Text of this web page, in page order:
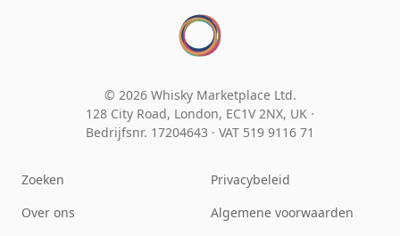
© 2026 Whisky Marketplace Ltd.
128 City Road, London, EC1V 2NX, UK ·
Bedrijfsnr. 17204643 · VAT 519 9116 71
Zoeken
Over ons
Privacybeleid
Algemene voorwaarden